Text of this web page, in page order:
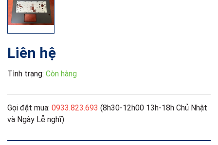
Liên hệ
Tình trạng: Còn hàng
Gọi đặt mua: 0933.823.693 (8h30-12h00 13h-18h Chủ Nhật
và Ngày Lễ nghĩ)